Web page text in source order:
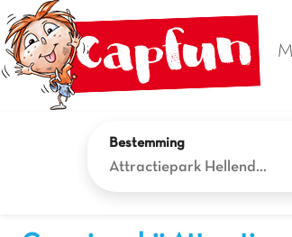
Bestemming
Attractiepark Hellendoorn